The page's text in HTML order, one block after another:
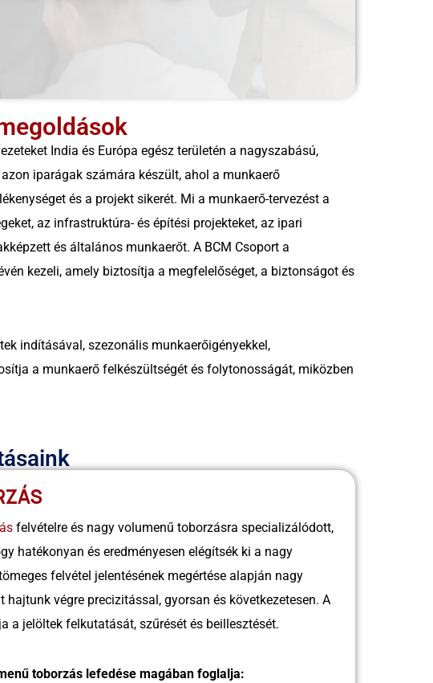
India és Európa egész területén a nagyszabású,
iparágak számára készült, ahol a munkaerő
és a projekt sikerét. Mi a munkaerő-tervezést a
az infrastruktúra- és építési projekteket, az ipari
és általános munkaerőt. A BCM Csoport a
kezeli, amely biztosítja a megfelelőséget, a biztonságot és
indításával, szezonális munkaerőigényekkel,
a munkaerő felkészültségét és folytonosságát, miközben
felvételre és nagy volumenű toborzásra specializálódott,
hatékonyan és eredményesen elégítsék ki a nagy
felvétel jelentésének megértése alapján nagy
végre precizitással, gyorsan és következetesen. A
a jelöltek felkutatását, szűrését és beillesztését.
toborzás lefedése magában foglalja: